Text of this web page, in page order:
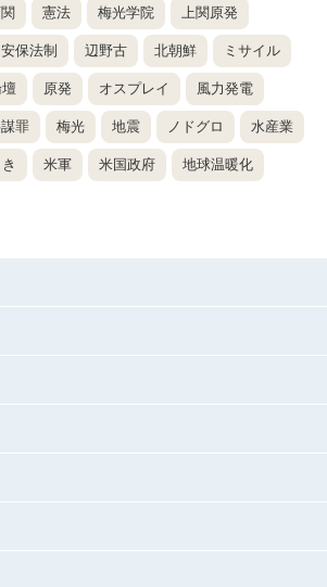
憲法 梅光学院 上関原発
安保法制 辺野古 北朝鮮 ミサイル
原発 オスプレイ 風力発電
罪 梅光 地震 ノドグロ 水産業
米軍 米国政府 地球温暖化